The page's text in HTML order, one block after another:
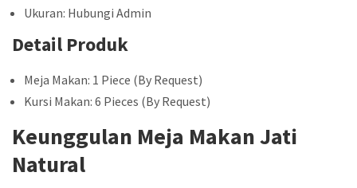
Ukuran: Hubungi Admin
Detail Produk
Meja Makan: 1 Piece (By Request)
Kursi Makan: 6 Pieces (By Request)
Keunggulan Meja Makan Jati
Natural